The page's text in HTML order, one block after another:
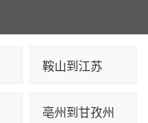
鞍山到江苏
亳州到甘孜州